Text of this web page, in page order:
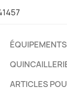
ARTICLES